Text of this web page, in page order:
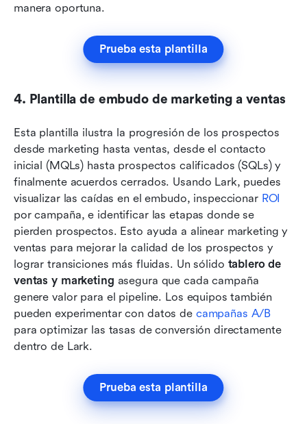
manera oportuna.
Prueba esta plantilla
4. Plantilla de embudo de marketing a ventas
Esta plantilla ilustra la progresión de los prospectos
desde marketing hasta ventas, desde el contacto
inicial (MQLs) hasta prospectos calificados (SQLs) y
finalmente acuerdos cerrados. Usando Lark, puedes
visualizar las caídas en el embudo, inspeccionar
por campaña, e identificar las etapas donde se
pierden prospectos. Esto ayuda a alinear marketing y
ventas para mejorar la calidad de los prospectos y
lograr transiciones más fluidas. Un sólido tablero de
ventas y marketing asegura que cada campaña
genere valor para el pipeline. Los equipos también
pueden experimentar con datos de campañas A/B
para optimizar las tasas de conversión directamente
dentro de Lark.
Prueba esta plantilla